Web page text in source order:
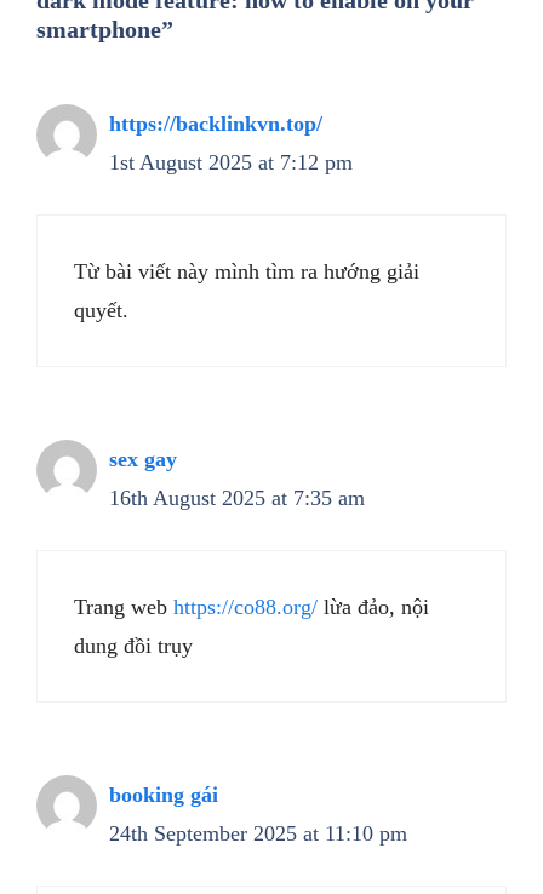
smartphone”
https://backlinkvn.top/
1st August 2025 at 7:12 pm
Từ bài viết này mình tìm ra hướng giải
quyết.
sex gay
16th August 2025 at 7:35 am
Trang web https://co88.org/ lừa đảo, nội
dung đồi trụy
booking gái
24th September 2025 at 11:10 pm